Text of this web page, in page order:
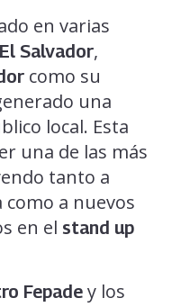
en varias
El Salvador,
como su
una
local. Esta
una de las más
tanto a
a nuevos
en el stand up
Fepadey los